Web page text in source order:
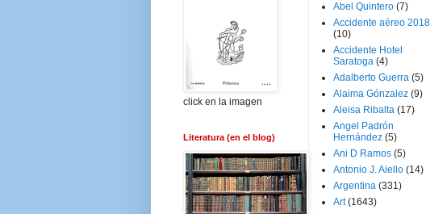
click en la imagen
Literatura (en el blog)
Abel Quintero (7)
Accidente aéreo 2018
(10)
Accidente Hotel
Saratoga (4)
Adalberto Guerra (5)
Alaima Gónzalez (9)
Aleisa Ribalta (17)
Angel Padrón
Hernández (5)
Ani D Ramos (5)
Antonio J. Aiello (14)
Argentina (331)
Art (1643)